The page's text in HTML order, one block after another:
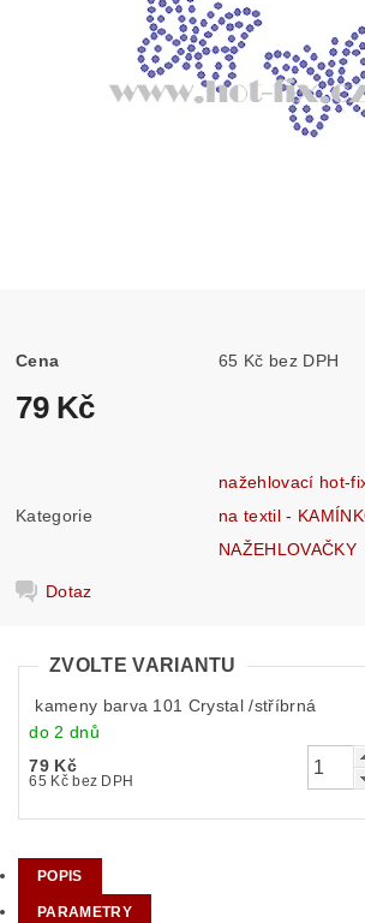
Cena 65 Kč bez DPH
79 Kč
Kategorie
nažehlovací hot-
na textil -
NAŽEHLOVAČKY
Dotaz
ZVOLTE VARIANTU
kameny barva 101 Crystal /stříbrná
do 2 dnů
79 Kč
65 Kč bez DPH
POPIS
PARAMETRY